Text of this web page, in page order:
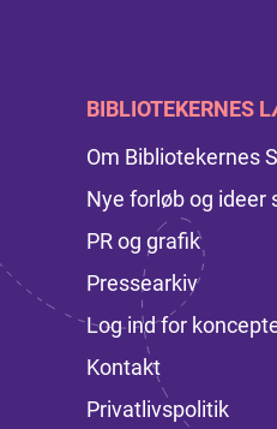
BIBLIOTEKERNES
Om Bibliotekernes
Nye forløb og ideer
PR og grafik
Pressearkiv
Log ind for
Kontakt
Privatlivspolitik